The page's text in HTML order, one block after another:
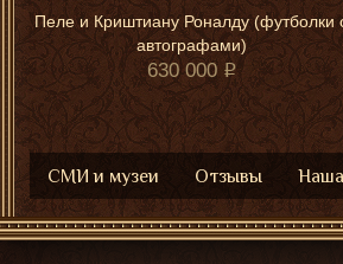
Пеле и Криштиану Роналду (футболки
автографами)
630 000
СМИ и музеи Отзывы